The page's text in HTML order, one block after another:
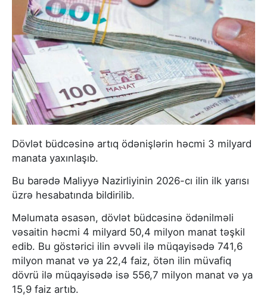
Dövlət büdcəsinə artıq ödənişlərin həcmi 3 milyard
manata yaxınlaşıb.
Bu barədə Maliyyə Nazirliyinin 2026-cı ilin ilk yarısı
üzrə hesabatında bildirilib.
Məlumata əsasən, dövlət büdcəsinə ödənilməli
vəsaitin həcmi 4 milyard 50,4 milyon manat təşkil
edib. Bu göstərici ilin əvvəli ilə müqayisədə 741,6
milyon manat və ya 22,4 faiz, ötən ilin müvafiq
dövrü ilə müqayisədə isə 556,7 milyon manat və ya
15,9 faiz artıb.